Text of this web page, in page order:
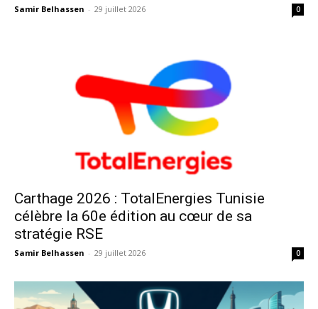
Samir Belhassen - 29 juillet 2026 0
Carthage 2026 : TotalEnergies Tunisie
célèbre la 60e édition au cœur de sa
stratégie RSE
Samir Belhassen - 29 juillet 2026 0